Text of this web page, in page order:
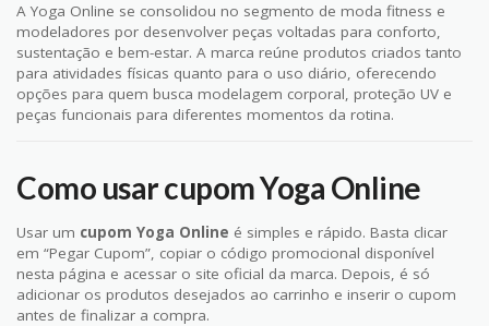
A Yoga Online se consolidou no segmento de moda fitness e
modeladores por desenvolver peças voltadas para conforto,
sustentação e bem-estar. A marca reúne produtos criados tanto
para atividades físicas quanto para o uso diário, oferecendo
opções para quem busca modelagem corporal, proteção UV e
peças funcionais para diferentes momentos da rotina.
Como usar cupom Yoga Online
Usar um cupom Yoga Online é simples e rápido. Basta clicar
em “Pegar Cupom”, copiar o código promocional disponível
nesta página e acessar o site oficial da marca. Depois, é só
adicionar os produtos desejados ao carrinho e inserir o cupom
antes de finalizar a compra.